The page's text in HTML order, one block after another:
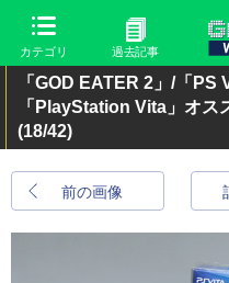
カテゴリ 過去記事
「GOD EATER 2」/「PS
「PlayStation Vita」オス
(18/42)
前の画像